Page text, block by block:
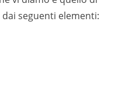
seguenti elementi: